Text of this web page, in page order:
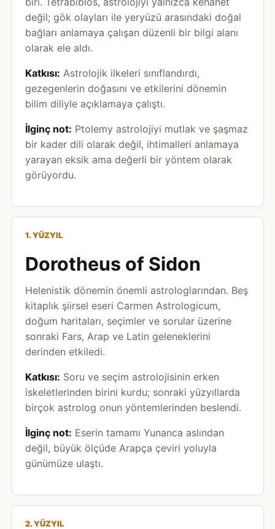
değil; gök olayları ile yeryüzü arasındaki doğal
bağları anlamaya çalışan düzenli bir bilgi alanı
olarak ele aldı.
Katkısı: Astrolojik ilkeleri sınıflandırdı,
gezegenlerin doğasını ve etkilerini dönemin
bilim diliyle açıklamaya çalıştı.
İlginç not: Ptolemy astrolojiyi mutlak ve şaşmaz
bir kader dili olarak değil, ihtimalleri anlamaya
yarayan eksik ama değerli bir yöntem olarak
görüyordu.
1. YÜZYIL
Dorotheus of Sidon
Helenistik dönemin önemli astrologlarından. Beş
kitaplık şiirsel eseri Carmen Astrologicum,
doğum haritaları, seçimler ve sorular üzerine
sonraki Fars, Arap ve Latin geleneklerini
derinden etkiledi.
Katkısı: Soru ve seçim astrolojisinin erken
iskeletlerinden birini kurdu; sonraki yüzyıllarda
birçok astrolog onun yöntemlerinden beslendi.
İlginç not: Eserin tamamı Yunanca aslından
değil, büyük ölçüde Arapça çeviri yoluyla
günümüze ulaştı.
2. YÜZYIL